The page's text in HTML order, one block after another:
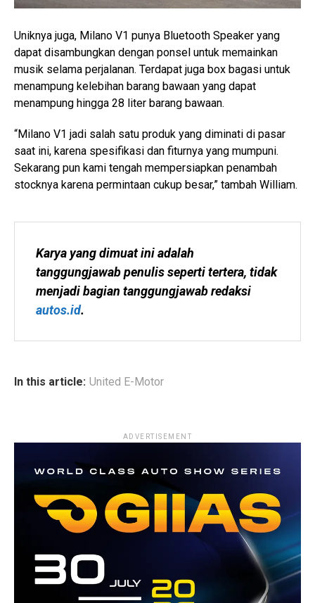
Uniknya juga, Milano V1 punya Bluetooth Speaker yang
dapat disambungkan dengan ponsel untuk memainkan
musik selama perjalanan. Terdapat juga box bagasi untuk
menampung kelebihan barang bawaan yang dapat
menampung hingga 28 liter barang bawaan.
“Milano V1 jadi salah satu produk yang diminati di pasar
saat ini, karena spesifikasi dan fiturnya yang mumpuni.
Sekarang pun kami tengah mempersiapkan penambah
stocknya karena permintaan cukup besar,” tambah William.
Karya yang dimuat ini adalah
tanggungjawab penulis seperti tertera, tidak
autos.id.
In this article: United E-Motor
ADVERTISEMENT